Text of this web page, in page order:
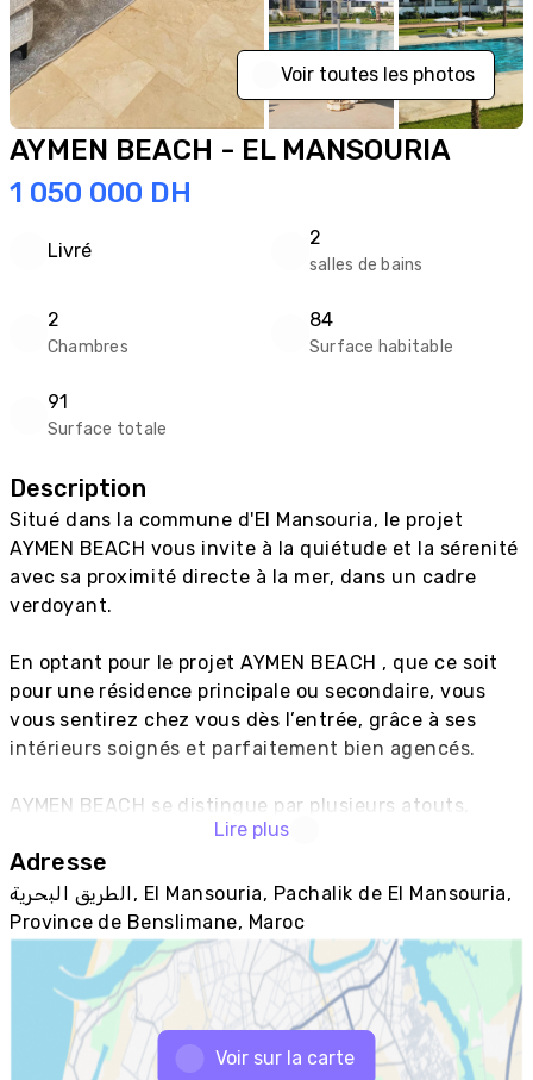
Voir toutes les photos
AYMEN BEACH - EL MANSOURIA
1 050 000 DH
Livré
2
salles de bains
2
Chambres
84
Surface habitable
91
Surface totale
Description
Situé dans la commune d'El Mansouria, le projet
AYMEN BEACH vous invite à la quiétude et la sérenité
avec sa proximité directe à la mer, dans un cadre
verdoyant.
En optant pour le projet AYMEN BEACH , que ce soit
pour une résidence principale ou secondaire, vous
vous sentirez chez vous dès l’entrée, grâce à ses
intérieurs soignés et parfaitement bien agencés.
AYMEN BEACH se distingue par plusieurs atouts,
- Immeubles en R+2
- Résidence fermée et sécurisée
- Surfaces allant de 91 à 146m²
- 2 à 3 chambres dont une suite parentale
- 3 grandes piscines
- Garage sous sol
- Espaces verts et promenades
Lire plus
Adresse
الطريق البحرية, El Mansouria, Pachalik de El Mansouria,
Province de Benslimane, Maroc
Voir sur la carte